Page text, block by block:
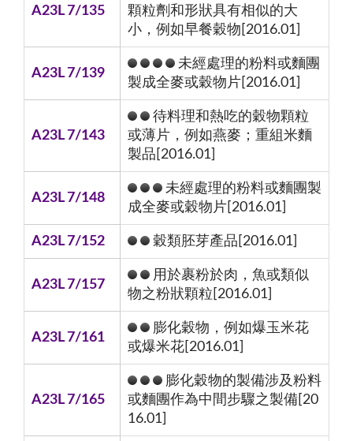
A23L 7/135
顆粒劑和形狀具有相似的大
小，例如早餐穀物[2016.01]
A23L 7/139
未經處理的粉料或麵團
製成全麥或穀物片[2016.01]
A23L 7/143
待料理和熱吃的穀物顆粒
或薄片，例如燕麥；重組米麵
製品[2016.01]
A23L 7/148
未經處理的粉料或麵團製
成全麥或穀物片[2016.01]
A23L 7/152 穀類胚芽產品[2016.01]
A23L 7/157
用於裹粉於肉，魚或類似
物之粉狀顆粒[2016.01]
A23L 7/161
膨化穀物，例如爆玉米花
或爆米花[2016.01]
A23L 7/165
膨化穀物的製備涉及粉料
或麵團作為中間步驟之製備[20
16.01]